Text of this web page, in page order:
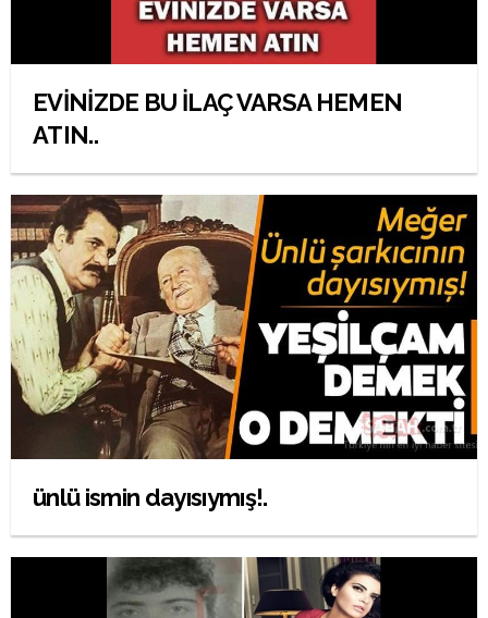
EVİNİZDE BU İLAÇ VARSA HEMEN
ATIN..
ünlü ismin dayısıymış!.